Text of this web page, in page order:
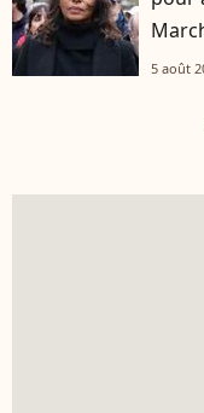
5 août